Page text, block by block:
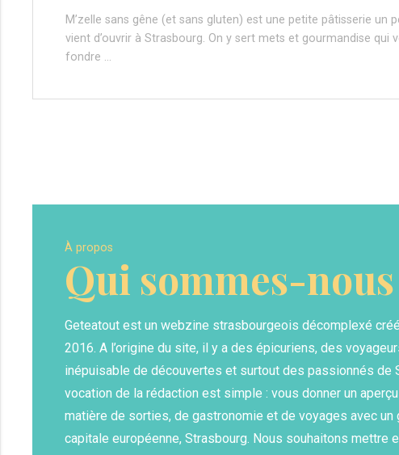
M’zelle sans gêne (et sans gluten) est une petite pâtisserie un
vient d’ouvrir à Strasbourg. On y sert mets et gourmandise qui
fondre …
À propos
Qui sommes-nous
Geteatout est un webzine strasbourgeois décomplexé
2016. A l’origine du site, il y a des épicuriens, des
inépuisable de découvertes et surtout des passionnés de
vocation de la rédaction est simple : vous donner un
matière de sorties, de gastronomie et de voyages avec un
capitale européenne, Strasbourg. Nous souhaitons mettre